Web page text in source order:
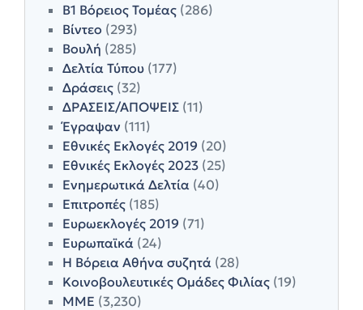
Β1 Βόρειος Τομέας (286)
Βίντεο (293)
Βουλή (285)
Δελτία Τύπου (177)
Δράσεις (32)
ΔΡΑΣΕΙΣ/ΑΠΟΨΕΙΣ (11)
Έγραψαν (111)
Εθνικές Εκλογές 2019 (20)
Εθνικές Εκλογές 2023 (25)
Ενημερωτικά Δελτία (40)
Επιτροπές (185)
Ευρωεκλογές 2019 (71)
Ευρωπαϊκά (24)
Η Βόρεια Αθήνα συζητά (28)
Κοινοβουλευτικές Ομάδες Φιλίας (19)
ΜΜΕ (3,230)